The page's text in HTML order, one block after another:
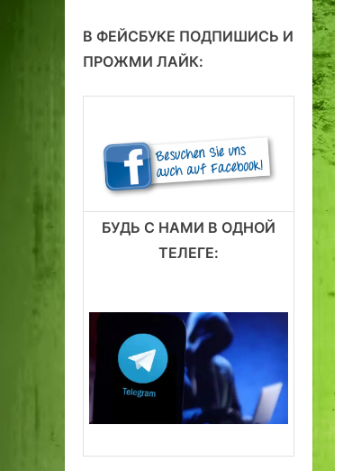
В ФЕЙСБУКЕ ПОДПИШИСЬ И
ПРОЖМИ ЛАЙК:
БУДЬ С НАМИ В ОДНОЙ
ТЕЛЕГЕ: